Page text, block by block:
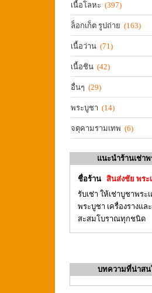
เนื้อโลหะ (397)
ล็อกเก็ต รูปถ่าย (163)
เนื้อว่าน (71)
เนื้อชิน (42)
อื่นๆ (29)
พระบูชา (14)
จตุคามรามเทพ (6)
แนะนำร้านเช่าพ
ชื่อร้าน สินส่งชัย พระ
รับเช่า ให้เช่าบูชาพระ
พระบูชา เครื่องรางแล
สะสมโบราณทุกชนิด
บทความที่น่าสน